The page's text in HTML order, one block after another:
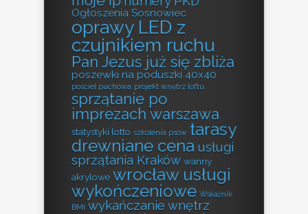
Ogłoszenia Sosnowiec
oprawy LED z
czujnikiem ruchu
Pan Jezus już się zbliża
poszewki na poduszki 40x40
pościel puchowa projekt wnętrz loftu
sprzątanie po
imprezach warszawa
statystyki lotto szkolenia psów tarasy
drewniane cena usługi
sprzątania Kraków wanny
akrylowe wrocław usługi
wykończeniowe Wskaźnik
BMI wykańczanie wnętrz